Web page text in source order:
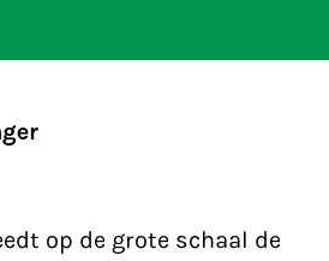
op de grote schaal de